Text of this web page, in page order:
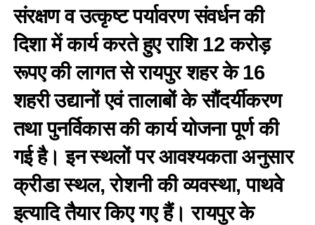
संरक्षण व उत्कृष्ट पर्यावरण संवर्धन की
दिशा में कार्य करते हुए राशि 12 करोड़
रूपए की लागत से रायपुर शहर के 16
शहरी उद्यानों एवं तालाबों के सौंदर्यीकरण
तथा पुनर्विकास की कार्य योजना पूर्ण की
गई है। इन स्थलों पर आवश्यकता अनुसार
क्रीडा स्थल, रोशनी की व्यवस्था, पाथवे
इत्यादि तैयार किए गए हैं। रायपुर के